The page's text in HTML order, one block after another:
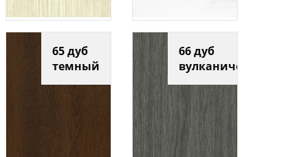
65 дуб
темный
66 дуб
вулканический